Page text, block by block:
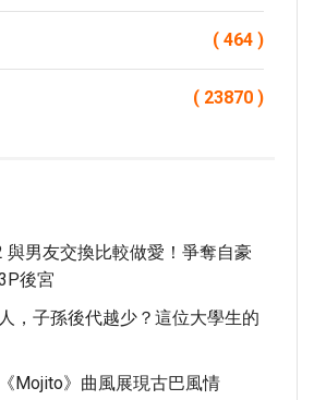
( 464 )
( 23870 )
與男友交換比較做愛！爭奪自豪
後宮
，子孫後代越少？這位大學生的
Mojito》曲風展現古巴風情